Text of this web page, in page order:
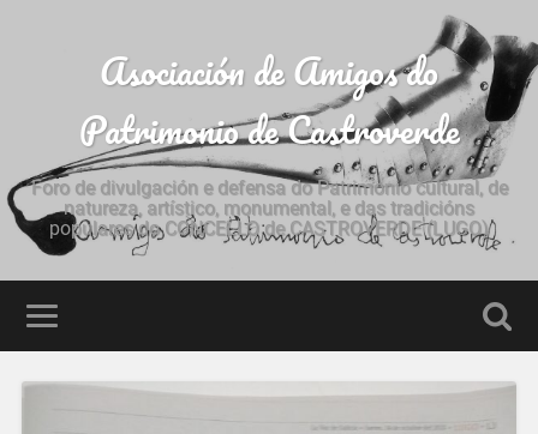
Asociación de Amigos do
Patrimonio de Castroverde
Foro de divulgación e defensa do Patrimonio cultural, de
natureza, artístico, monumental, e das tradicións
populares do CONCELLO de CASTROVERDE (LUGO)